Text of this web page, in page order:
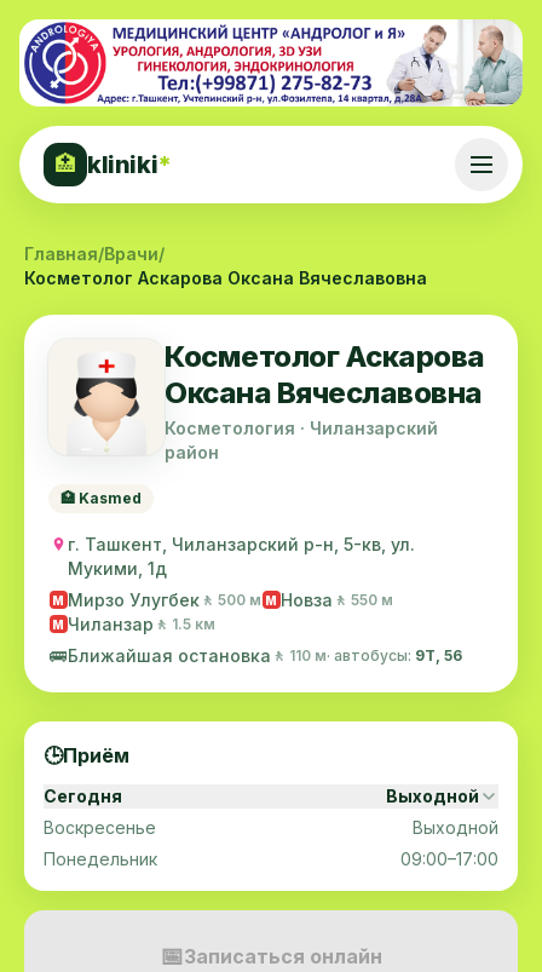
🏥 kliniki*
Главная/Врачи/
Косметолог Аскарова Оксана Вячеславовна
Косметолог Аскарова
Оксана Вячеславовна
Косметология · Чиланзарский
район
🏥 Kasmed
г. Ташкент, Чиланзарский р-н, 5-кв, ул.
Мукими, 1д
M Мирзо Улугбек 🚶 500 м M Новза 🚶 550 м
M Чиланзар 🚶 1.5 км
🚌Ближайшая остановка 🚶 110 м· автобусы: 9Т, 56
🕒Приём
Сегодня
Выходной
Воскресенье
Выходной
Понедельник
09:00–17:00
📅Записаться онлайн